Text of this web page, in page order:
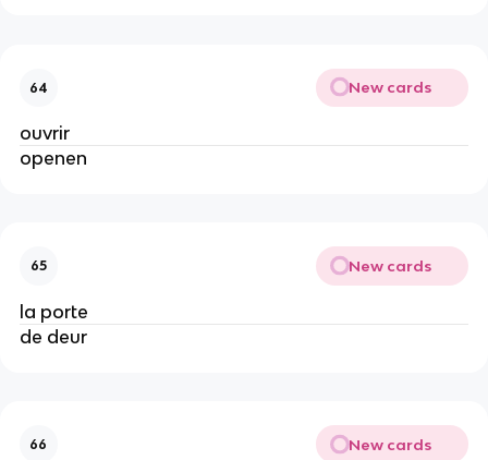
64 New cards
ouvrir
openen
65 New cards
la porte
de deur
66 New cards